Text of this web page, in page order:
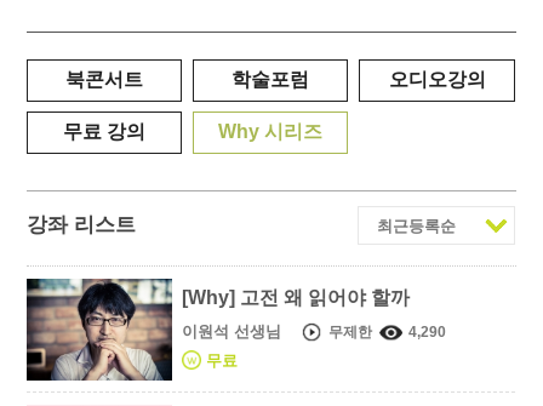
북콘서트 학술포럼 오디오강의
무료 강의 Why 시리즈
강좌 리스트
[Why] 고전 왜 읽어야 할까
이원석 선생님 무제한 4,290
무료